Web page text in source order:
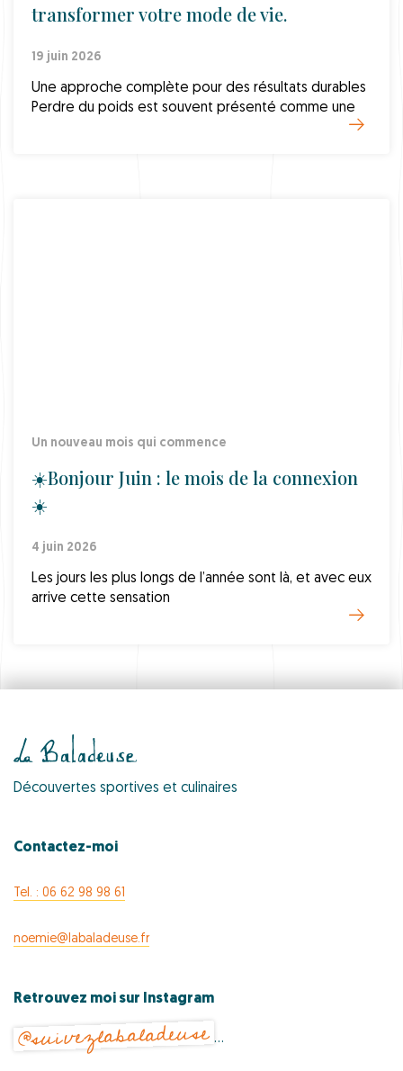
transformer votre mode de vie.
19 juin 2026
Une approche complète pour des résultats durables
Perdre du poids est souvent présenté comme une
Un nouveau mois qui commence
☀️Bonjour Juin : le mois de la connexion
☀️
4 juin 2026
Les jours les plus longs de l’année sont là, et avec eux
arrive cette sensation
Découvertes sportives et culinaires
Contactez-moi
Tel. : 06 62 98 98 61
noemie@labaladeuse.fr
Retrouvez moi sur Instagram
@suivezlabaladeuse …